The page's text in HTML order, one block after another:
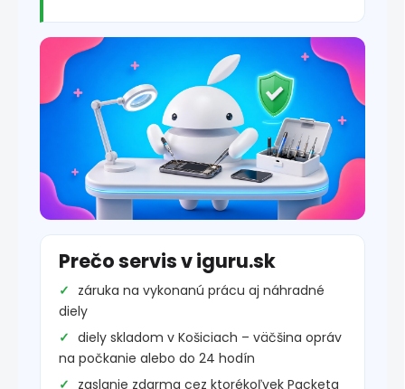
Prečo servis v iguru.sk
záruka na vykonanú prácu aj náhradné
diely
diely skladom v Košiciach – väčšina opráv
na počkanie alebo do 24 hodín
zaslanie zdarma cez ktorékoľvek Packeta